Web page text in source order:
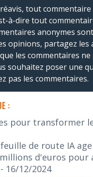
tout
à-dire tout
anonymes
opinions, partagez les
les commentaires
souhaitez poser une
pas les commentaires.
:
pour transformer
de route IA
millions d'euros
- 16/12/2024